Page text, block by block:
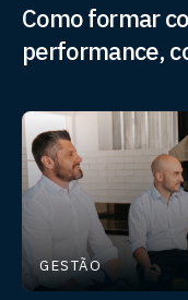
Como formar
performance,
GESTÃO